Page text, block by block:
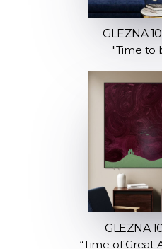
GLEZNA
"Time to
GLEZNA
“Time of Great